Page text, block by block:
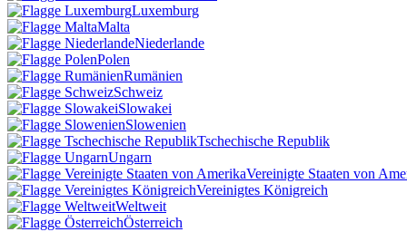
Luxemburg
Malta
Niederlande
Polen
Rumänien
Schweiz
Slowakei
Slowenien
Tschechische Republik
Ungarn
Vereinigte Staaten von
Vereinigtes Königreich
Weltweit
Österreich